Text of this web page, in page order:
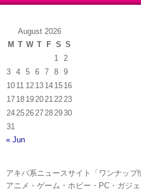
August 2026
M T W T F S S
1
2
3
4 5 6 7 8
9
10 11 12 13 14 15 16
17 18 1920212223
24252627282930
31
« Jun
アキバ系ニュースサイト「ワンナップ
アニメ・ゲーム・ホビー・PC・ガジ